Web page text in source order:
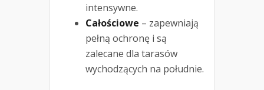
intensywne.
Całościowe – zapewniają
pełną ochronę i są
zalecane dla tarasów
wychodzących na południe.